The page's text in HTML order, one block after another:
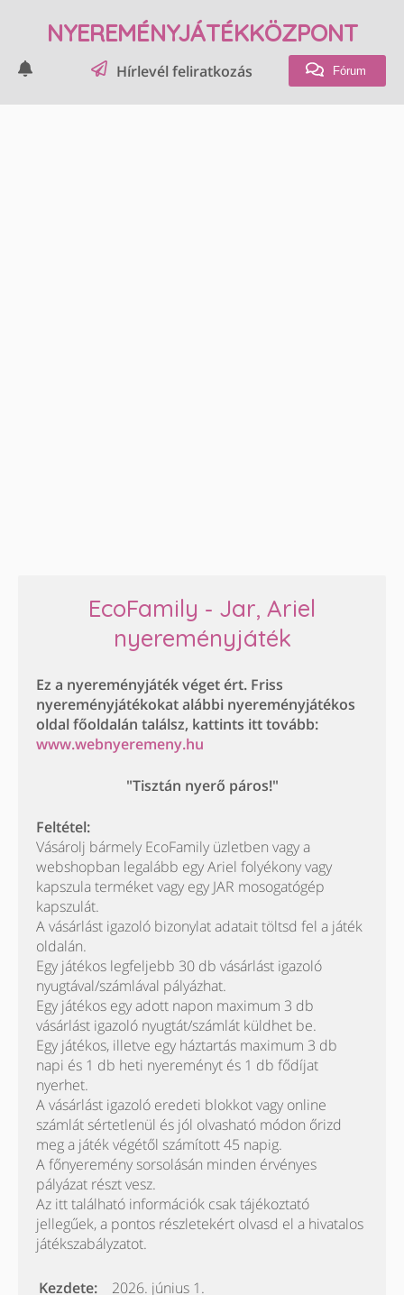
NYEREMÉNYJÁTÉKKÖZPONT
Hírlevél feliratkozás Fórum
EcoFamily - Jar, Ariel
nyereményjáték
Ez a nyereményjáték véget ért. Friss
nyereményjátékokat alábbi nyereményjátékos
oldal főoldalán találsz, kattints itt tovább:
www.webnyeremeny.hu
"Tisztán nyerő páros!"
Feltétel:
Vásárolj bármely EcoFamily üzletben vagy a
webshopban legalább egy Ariel folyékony vagy
kapszula terméket vagy egy JAR mosogatógép
kapszulát.
A vásárlást igazoló bizonylat adatait töltsd fel a játék
oldalán.
Egy játékos legfeljebb 30 db vásárlást igazoló
nyugtával/számlával pályázhat.
Egy játékos egy adott napon maximum 3 db
vásárlást igazoló nyugtát/számlát küldhet be.
Egy játékos, illetve egy háztartás maximum 3 db
napi és 1 db heti nyereményt és 1 db fődíjat
nyerhet.
A vásárlást igazoló eredeti blokkot vagy online
számlát sértetlenül és jól olvasható módon őrizd
meg a játék végétől számított 45 napig.
A főnyeremény sorsolásán minden érvényes
pályázat részt vesz.
Az itt található információk csak tájékoztató
jellegűek, a pontos részletekért olvasd el a hivatalos
játékszabályzatot.
Kezdete:
2026. június 1.